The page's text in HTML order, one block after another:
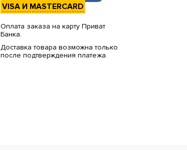
VISA И MASTERCARD
Оплата заказа на карту Приват
Банка.
Доставка товара возможна только
после подтверждения платежа.